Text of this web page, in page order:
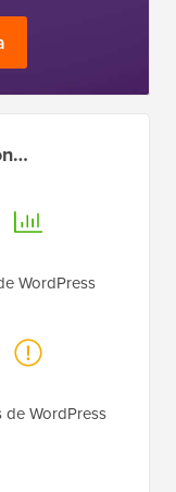
WordPress
de WordPress